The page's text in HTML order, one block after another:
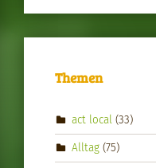
Themen
act local(33)
Alltag(75)